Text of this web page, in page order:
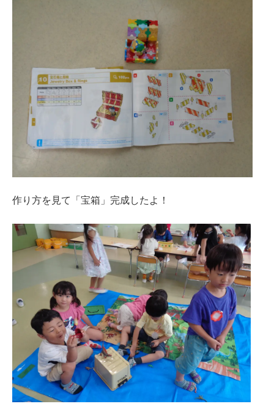
作り方を見て「宝箱」完成したよ！